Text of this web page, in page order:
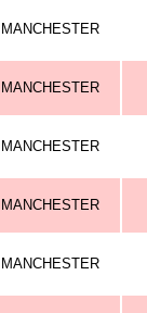
MANCHESTER
MANCHESTER
MANCHESTER
MANCHESTER
MANCHESTER